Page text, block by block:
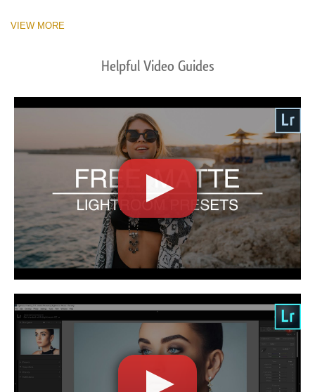
VIEW MORE
Helpful Video Guides